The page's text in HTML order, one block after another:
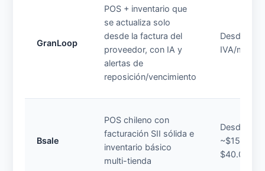
GranLoop
POS + inventario que
se actualiza solo
desde la factura del
proveedor, con IA y
alertas de
reposición/vencimiento
Desde UF
IVA/mes
Bsale
POS chileno con
facturación SII sólida e
inventario básico
multi-tienda
Desde
~$15.000–
$40.000/